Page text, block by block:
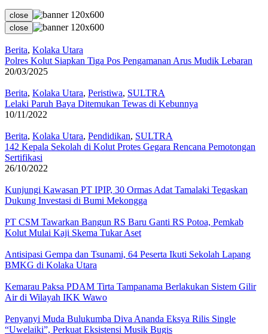
close
close
Berita, Kolaka Utara
Polres Kolut Siapkan Tiga Pos Pengamanan Arus Mudik Lebaran
20/03/2025
Berita, Kolaka Utara, Peristiwa, SULTRA
Lelaki Paruh Baya Ditemukan Tewas di Kebunnya
10/11/2022
Berita, Kolaka Utara, Pendidikan, SULTRA
142 Kepala Sekolah di Kolut Protes Gegara Rencana Pemotongan
Sertifikasi
26/10/2022
Kunjungi Kawasan PT IPIP, 30 Ormas Adat Tamalaki Tegaskan
Dukung Investasi di Bumi Mekongga
PT CSM Tawarkan Bangun RS Baru Ganti RS Potoa, Pemkab
Kolut Mulai Kaji Skema Tukar Aset
Antisipasi Gempa dan Tsunami, 64 Peserta Ikuti Sekolah Lapang
BMKG di Kolaka Utara
Kemarau Paksa PDAM Tirta Tampanama Berlakukan Sistem Gilir
Air di Wilayah IKK Wawo
Penyanyi Muda Bulukumba Diva Ananda Eksya Rilis Single
“Uwelaiki”, Perkuat Eksistensi Musik Bugis